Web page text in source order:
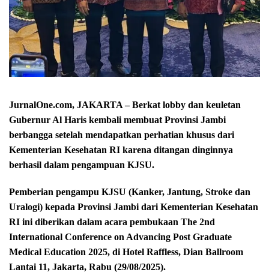
JurnalOne.com, JAKARTA – Berkat lobby dan keuletan
Gubernur Al Haris kembali membuat Provinsi Jambi
berbangga setelah mendapatkan perhatian khusus dari
Kementerian Kesehatan RI karena ditangan dinginnya
berhasil dalam pengampuan KJSU.
Pemberian pengampu KJSU (Kanker, Jantung, Stroke dan
Uralogi) kepada Provinsi Jambi dari Kementerian Kesehatan
RI ini diberikan dalam acara pembukaan The 2nd
International Conference on Advancing Post Graduate
Medical Education 2025, di Hotel Raffless, Dian Ballroom
Lantai 11, Jakarta, Rabu (29/08/2025).